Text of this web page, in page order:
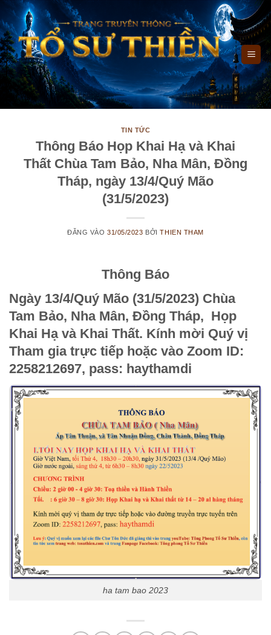
qua
nội
dung
TIN TỨC
Thông Báo Họp Khai Hạ và Khai
Thất Chùa Tam Bảo, Nha Mân, Đồng
Tháp, ngày 13/4/Quý Mão
(31/5/2023)
ĐĂNG VÀO 31/05/2023 BỞITHIEN THAM
Thông Báo
Ngày 13/4/Quý Mão (31/5/2023) Chùa
Tam Bảo, Nha Mân, Đồng Tháp, Họp
Khai Hạ và Khai Thất. Kính mời Quý vị
Tham gia trực tiếp hoặc vào Zoom ID:
2258212697, pass: haythamdi
ha tam bao 2023